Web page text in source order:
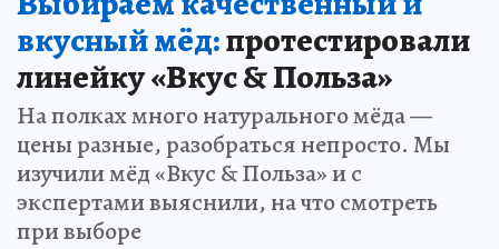
вкусный мёд:протестировали
линейку «Вкус & Польза»
На полках много натурального мёда —
цены разные, разобраться непросто. Мы
изучили мёд «Вкус & Польза» и с
экспертами выяснили, на что смотреть
при выборе